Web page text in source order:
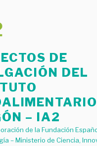
DE
DEL
– IA2
de la Fundación
– Ministerio de Ciencia,